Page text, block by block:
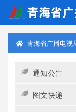
青海省广播电视
通知公告
图文快递